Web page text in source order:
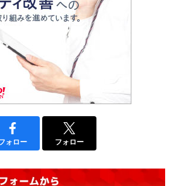
ォロー フォロー